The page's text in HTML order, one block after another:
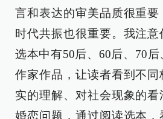
言和表达的审美品质很重
时代共振也很重要。我注意
选本中有50后、60后、70
作家作品，让读者看到不
实的理解、对社会现象的
婚恋问题，通过阅读选本